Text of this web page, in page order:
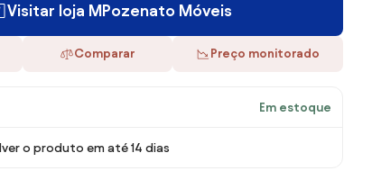
Visitar loja MPozenato Móveis
Comparar Preço monitorado
Em estoque
o produto em até 14 dias